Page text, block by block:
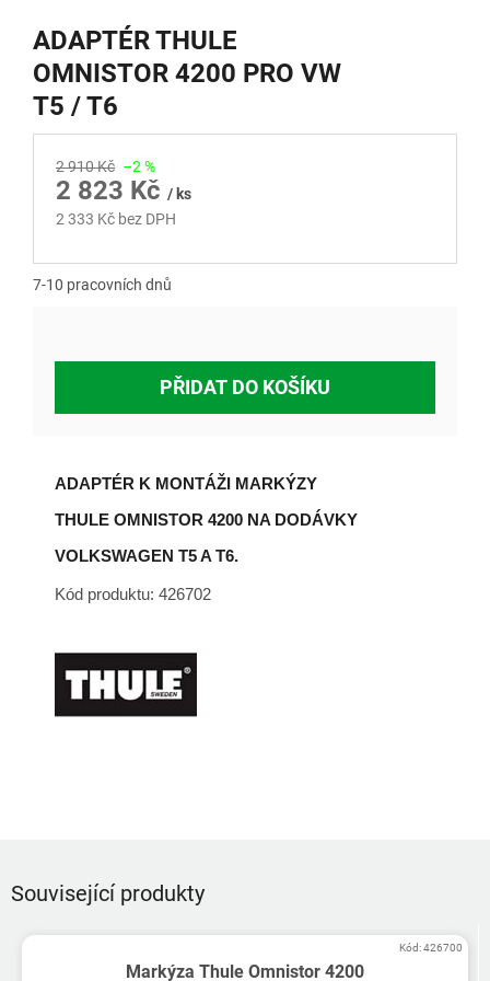
ADAPTÉR THULE
OMNISTOR 4200 PRO VW
T5 / T6
2 910 Kč –2 %
2 823 Kč / ks
2 333 Kč bez DPH
7-10 pracovních dnů
PŘIDAT DO KOŠÍKU
ADAPTÉR K MONTÁŽI MARKÝZY
THULE OMNISTOR 4200 NA DODÁVKY
VOLKSWAGEN T5 A T6.
Kód produktu: 426702
Související produkty
Markýza Thule Omnistor 4200
Kód:426700